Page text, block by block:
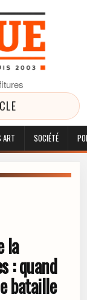
ART SOCIÉTÉ
la
: quand
bataille